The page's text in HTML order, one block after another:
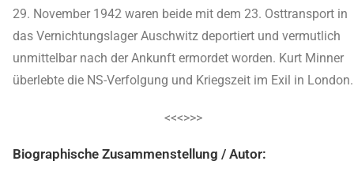
29. November 1942 waren beide mit dem 23. Osttransport in
das Vernichtungslager Auschwitz deportiert und vermutlich
unmittelbar nach der Ankunft ermordet worden. Kurt Minner
überlebte die NS-Verfolgung und Kriegszeit im Exil in London.
<<<>>>
Biographische Zusammenstellung / Autor: